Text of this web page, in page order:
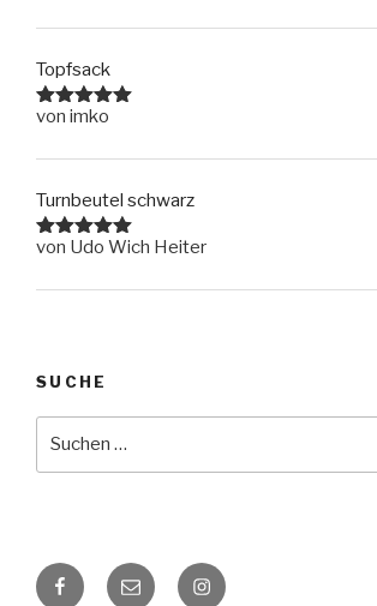
5
Topfsack
Bewertet
5
von imko
Turnbeutel schwarz
Bewertet
5
von Udo Wich Heiter
SUCHE
Facebook
E-
Instagram